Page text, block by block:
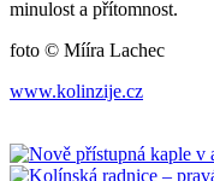
minulost a přítomnost.
foto © Mííra Lachec
www.kolinzije.cz